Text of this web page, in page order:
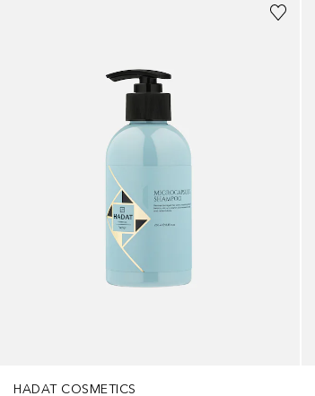
HADAT COSMETICS